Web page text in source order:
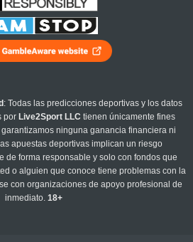
: Todas las predicciones deportivas y los datos
por Live2Sport LLC tienen únicamente fines
ninguna ganancia financiera ni
apuestas deportivas implican un riesgo
de forma responsable y solo con fondos que
o alguien que conoce tiene problemas con la
con organizaciones de apoyo profesional de
inmediato.18+